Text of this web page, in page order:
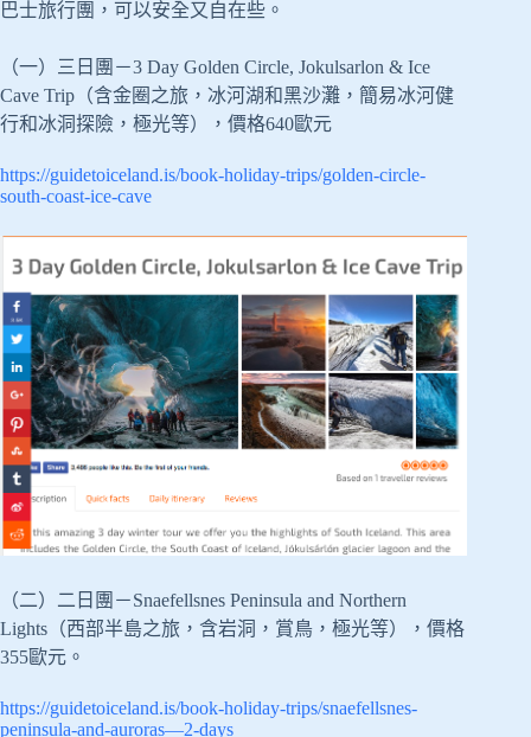
巴士旅行團，可以安全又自在些。
（一）三日團－3 Day Golden Circle, Jokulsarlon & Ice
Cave Trip（含金圈之旅，冰河湖和黑沙灘，簡易冰河健
行和冰洞探險，極光等），價格640歐元
https://guidetoiceland.is/book-holiday-trips/golden-circle-
south-coast-ice-cave
（二）二日團－Snaefellsnes Peninsula and Northern
Lights（西部半島之旅，含岩洞，賞鳥，極光等），價格
355歐元。
https://guidetoiceland.is/book-holiday-trips/snaefellsnes-
peninsula-and-auroras—2-days